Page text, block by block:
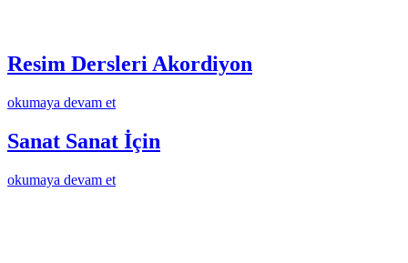
Resim Dersleri Akordiyon
okumaya devam et
Sanat Sanat İçin
okumaya devam et